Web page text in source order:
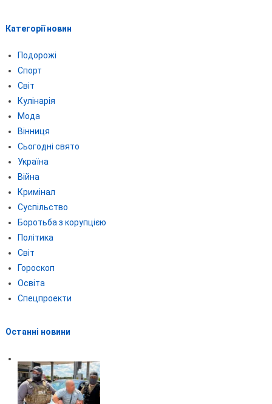
Категорії новин
Подорожі
Спорт
Світ
Кулінарія
Мода
Вінниця
Сьогодні свято
Україна
Війна
Кримінал
Суспільство
Боротьба з корупцією
Політика
Світ
Гороскоп
Освіта
Спецпроекти
Останні новини